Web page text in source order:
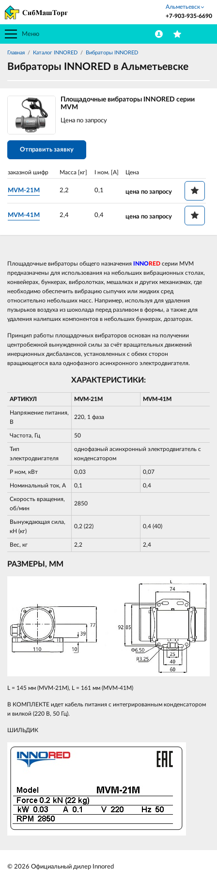
Меню
Альметьевск
+7-903-935-6690
Главная Каталог INNORED Вибраторы INNORED
Вибраторы INNORED в Альметьевске
Площадочные вибраторы INNORED серии
MVM
Цена по запросу
Отправить заявку
заказной шифр Масса [кг] I ном. [A] Цена
MVM-21M 2,2 0,1 цена по запросу
MVM-41M 2,4 0,4 цена по запросу
Площадочные вибраторы общего назначения INNORED серии MVM
предназначены для использования на небольших вибрационных столах,
конвейерах, бункерах, вибролотках, мешалках и других механизмах, где
необходимо обеспечить вибрацию сыпучих или жидких сред
относительно небольших масс. Например, используя для удаления
пузырьков воздуха из шоколада перед разливом в формы, а также для
удаления налипших компонентов в небольших бункерах, дозаторах.
Принцип работы площадочных вибраторов основан на получении
центробежной вынужденной силы за счёт вращательных движений
инерционных дисбалансов, установленных с обеих сторон
вращающегося вала однофазного асинхронного электродвигателя.
ХАРАКТЕРИСТИКИ:
АРТИКУЛ MVM-21M MVM-41M
Напряжение питания,
В
220, 1 фаза
Частота, Гц 50
Тип
электродвигателя
однофазный асинхронный электродвигатель с
конденсатором
Р ном, кВт 0,03 0,07
Номинальный ток, А 0,1 0,4
Скорость вращения,
об/мин
2850
Вынуждающая сила,
кН (кг)
0,2 (22) 0,4 (40)
Вес, кг 2,2 2,4
РАЗМЕРЫ, ММ
L = 145 мм (MVM-21M), L = 161 мм (MVM-41M)
В КОМПЛЕКТЕ идет кабель питания с интегрированным конденсатором
и вилкой (220 В, 50 Гц).
ШИЛЬДИК
© 2026 Официальный дилер Innored